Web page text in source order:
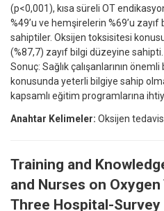
(p<0,001), kısa süreli OT
%49’u ve hemşirelerin %69’u
sahiptiler. Oksijen toksisitesi
(%87,7) zayıf bilgi düzeyine sahipti.
Sonuç: Sağlık çalışanlarının önemli
konusunda yeterli bilgiye sahip
kapsamlı eğitim programlarına
Anahtar Kelimeler: Oksijen
Training and
and Nurses on
Three Hospital-Survey